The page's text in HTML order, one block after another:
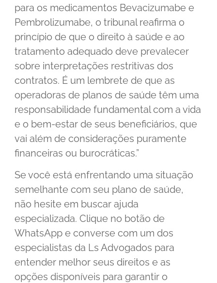
para os medicamentos Bevacizumabe e
Pembrolizumabe, o tribunal reafirma o
princípio de que o direito à saúde e ao
tratamento adequado deve prevalecer
sobre interpretações restritivas dos
contratos. É um lembrete de que as
operadoras de planos de saúde têm uma
responsabilidade fundamental com a vida
e o bem-estar de seus beneficiários, que
vai além de considerações puramente
financeiras ou burocráticas.”
Se você está enfrentando uma situação
semelhante com seu plano de saúde,
não hesite em buscar ajuda
especializada. Clique no botão de
WhatsApp e converse com um dos
especialistas da Ls Advogados para
entender melhor seus direitos e as
opções disponíveis para garantir o